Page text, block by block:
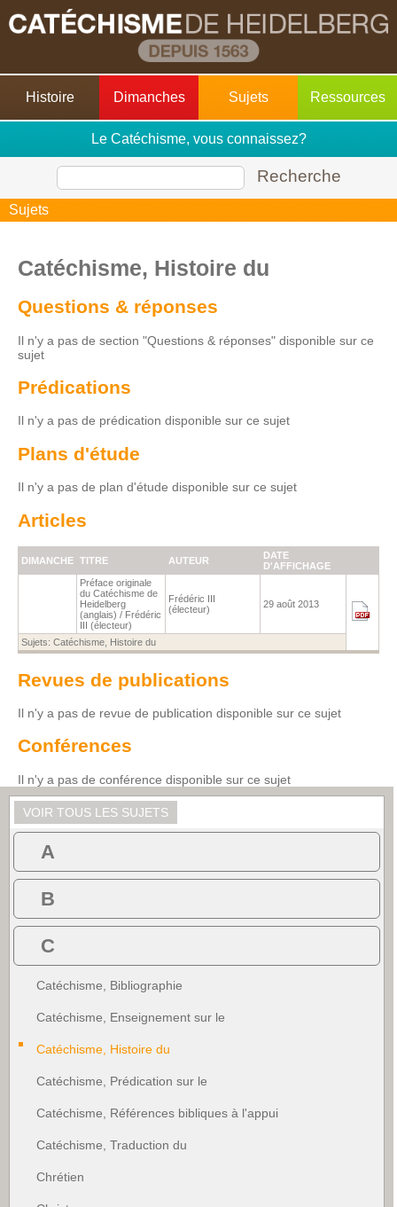
Histoire Dimanches Sujets Ressources
Le Catéchisme, vous connaissez?
Recherche
Sujets
Catéchisme, Histoire du
Questions & réponses
Il n'y a pas de section "Questions & réponses" disponible sur ce
sujet
Prédications
Il n'y a pas de prédication disponible sur ce sujet
Plans d'étude
Il n'y a pas de plan d'étude disponible sur ce sujet
Articles
DIMANCHE TITRE AUTEUR
DATE
D'AFFICHAGE
Préface originale
du Catéchisme de
Heidelberg
(anglais) / Frédéric
III (électeur)
Frédéric III
(électeur)
29 août 2013
Sujets: Catéchisme, Histoire du
Revues de publications
Il n'y a pas de revue de publication disponible sur ce sujet
Conférences
Il n'y a pas de conférence disponible sur ce sujet
VOIR TOUS LES SUJETS
A
B
C
Catéchisme, Bibliographie
Catéchisme, Enseignement sur le
Catéchisme, Histoire du
Catéchisme, Prédication sur le
Catéchisme, Références bibliques à l'appui
Catéchisme, Traduction du
Chrétien